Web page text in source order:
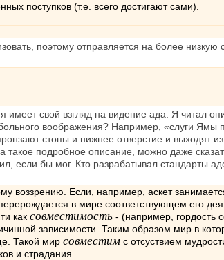
поступков (т.е. всего достигают сами).
поэтому отправляется на более низкую
свой взгляд на видение ада. Я читал
воображения? Например, «слуги
стопы и нижнее отверстие и выходят
подробное описание, можно даже
если бы мог. Кто разрабатывал стандарты
воззрению. Если, например, аскет
в мире соответствующем его
как совместимость - (например, гордость
зависимости. Таким образом мир в
Такой мир совместим с отсуствием
и страдания.